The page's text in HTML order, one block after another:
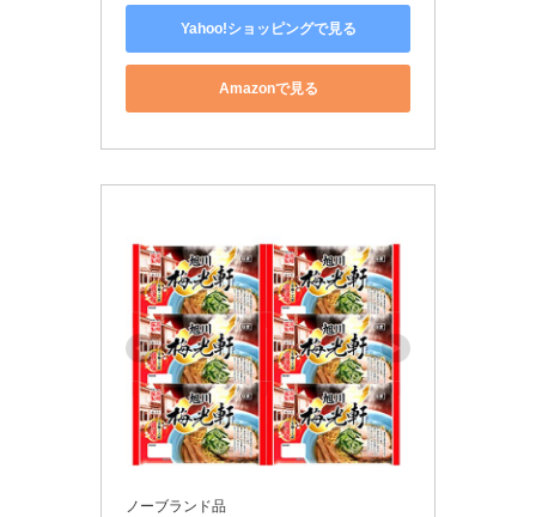
Yahoo!ショッピングで見る
Amazonで見る
ノーブランド品